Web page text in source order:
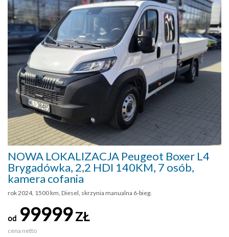
NOWA LOKALIZACJA Peugeot Boxer L4
Brygadówka, 2,2 HDI 140KM, 7 osób,
kamera cofania
rok 2024, 1500 km, Diesel, skrzynia manualna 6-bieg.
od 99999ZŁ
cena netto